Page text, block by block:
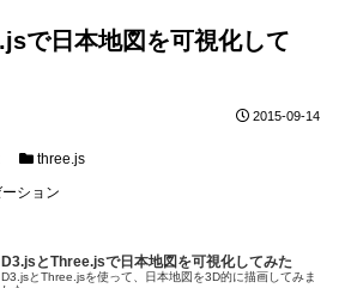
で日本地図を可視化して
2015-09-14
three.js
ション
D3.jsとThree.jsで日本地図を可視化してみた
D3.jsとThree.jsを使って、日本地図を3D的に描画してみま